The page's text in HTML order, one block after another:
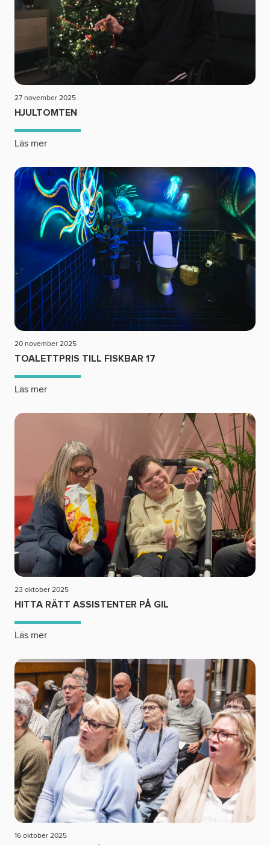
Om oss
Nyheter
Ordlista
FAQ
GDPR
27 november 2025
HJULTOMTEN
Läs mer
20 november 2025
TOALETTPRIS TILL FISKBAR 17
Läs mer
23 oktober 2025
HITTA RÄTT ASSISTENTER PÅ GIL
Läs mer
16 oktober 2025